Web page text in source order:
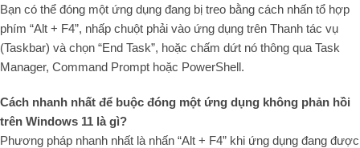
Bạn có thể đóng một ứng dụng đang bị treo bằng cách nhấn tổ hợp
phím “Alt + F4”, nhấp chuột phải vào ứng dụng trên Thanh tác vụ
(Taskbar) và chọn “End Task”, hoặc chấm dứt nó thông qua Task
Manager, Command Prompt hoặc PowerShell.
Cách nhanh nhất để buộc đóng một ứng dụng không phản hồi
trên Windows 11 là gì?
Phương pháp nhanh nhất là nhấn “Alt + F4” khi ứng dụng đang được